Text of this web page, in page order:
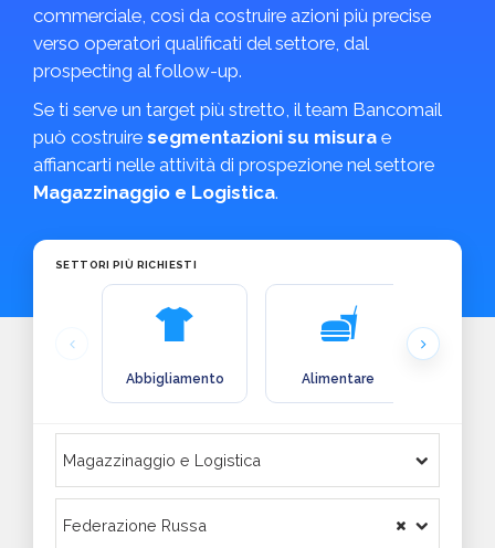
commerciale, così da costruire azioni più precise
verso operatori qualificati del settore, dal
prospecting al follow-up.
Se ti serve un target più stretto, il team Bancomail
può costruire segmentazioni su misura e
affiancarti nelle attività di prospezione nel settore
Magazzinaggio e Logistica.
SETTORI PIÙ RICHIESTI
Abbigliamento Alimentare